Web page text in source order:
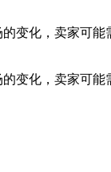
变化，卖家可
变化，卖家可